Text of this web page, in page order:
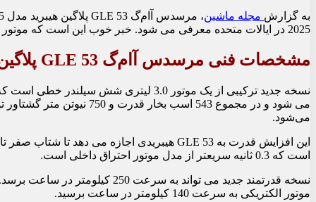
به گزارش مجله ماشین
2025 در ایالات متحده معرفی می شود. خبر خوب این است که موتور احتراق داخلی به چهار سیلندر کاهش نیافته است.
مشخصات فنی مرسدس آام‌گ GLE 53 پلاگین هیبرید مدل 2025
می‌شود.
است که 0.3 ثانیه سریعتر از مدل موتور احتراق داخلی است.
نسخه قدرتمند جدید می تواند
موتور الکتریکی به سرعت 140 کیلومتر در ساعت برسید.